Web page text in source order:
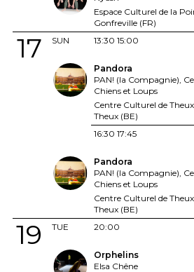
Espace Culturel de la
Gonfreville (FR)
SUN
17 13:30 15:00
Pandora
PAN! (la Compagnie),
Chiens et Loups
Centre Culturel de Theux
Theux (BE)
16:30 17:45
Pandora
PAN! (la Compagnie),
Chiens et Loups
Centre Culturel de Theux
Theux (BE)
TUE
19
20:00
Orphelins
Elsa Chêne